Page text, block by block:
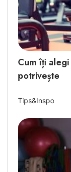
Cum îți
potrivește
Tips&Inspo